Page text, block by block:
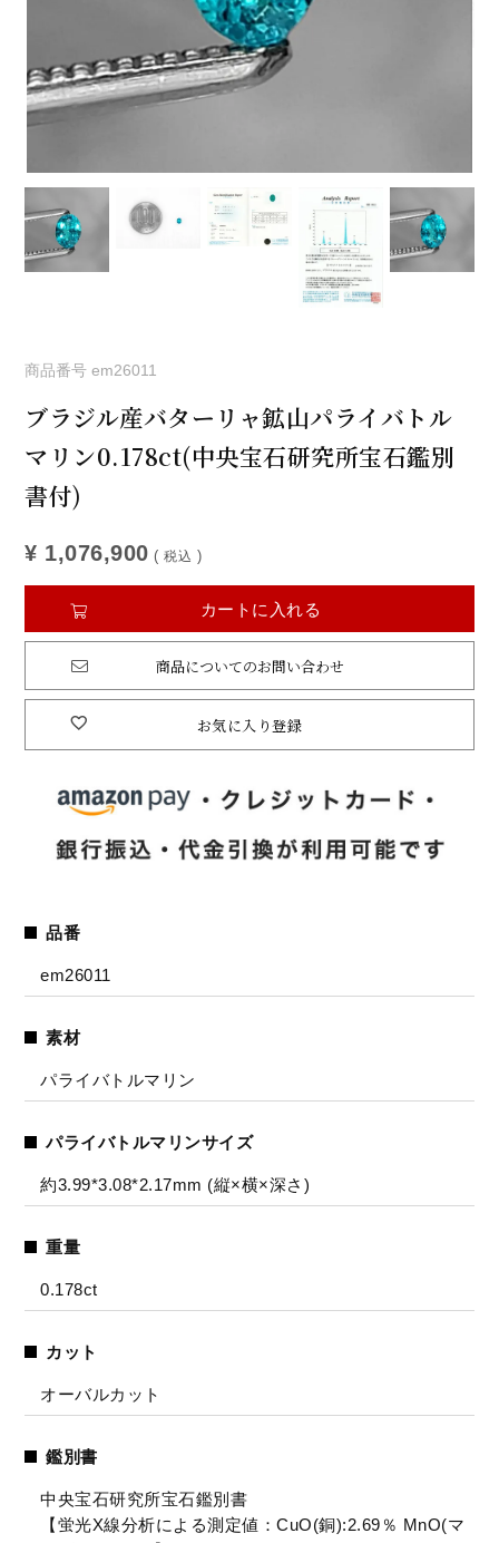
商品番号 em26011
ブラジル産バターリャ鉱山パライバトル
マリン0.178ct(中央宝石研究所宝石鑑別
書付)
¥ 1,076,900 税込
お気に入り登録
カートに入れる
商品についてのお問い合わせ
品番
em26011
素材
パライバトルマリン
パライバトルマリンサイズ
約3.99*3.08*2.17mm (縦×横×深さ)
重量
0.178ct
カット
オーバルカット
鑑別書
中央宝石研究所宝石鑑別書
【蛍光X線分析による測定値：CuO(銅):2.69％ MnO(マ